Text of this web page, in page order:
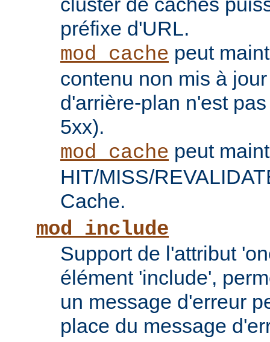
préfixe d'URL.
mod_cache peut
contenu non mis à
d'arrière-plan n'est
5xx).
mod_cache peut
HIT/MISS/
Cache.
mod_include
Support de l'attribut
élément 'include',
un message d'erreur
place du message